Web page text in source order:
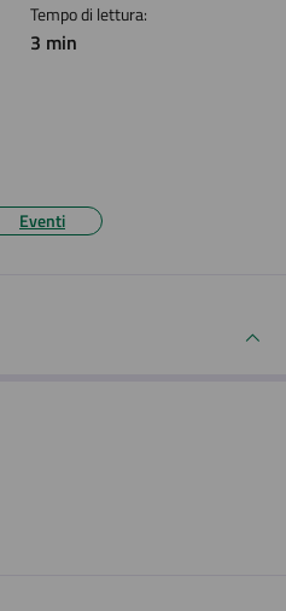
Tempo di lettura:
3 min
Eventi